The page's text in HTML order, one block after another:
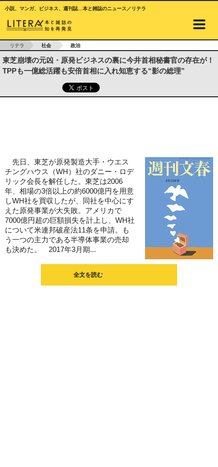
小説、マンガ、ビジネス、週刊誌…本と雑誌のニュース／リテラ
リテラ 社会 政治
東芝崩壊の元凶・原発ビジネスの裏に今井首相秘書官の存在が！
TPPも一億総活躍も安倍首相に入れ知恵する“影の総理”
先日、東芝が原発製造大手・ウエス
チングハウス（WH）社のダニー・ロデ
リック会長を解任した。東芝は2006
年、相場の3倍以上の約6000億円を用意
しWH社を買収したが、同社を中心にす
えた原発事業が大失敗。アメリカで
7000億円超の巨額損失を計上し、WH社
について米連邦破産法11条を申請。も
う一つの主力である半導体事業の売却
も決めた。 2017年3月期...
全文を読む